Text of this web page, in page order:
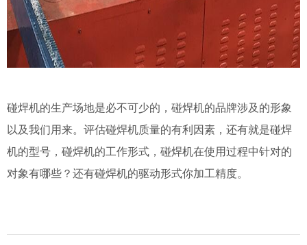
碰焊机的生产场地是必不可少的，碰焊机的品牌涉及的形象
以及我们用来。评估碰焊机质量的有利因素，还有就是碰焊
机的型号，碰焊机的工作形式，碰焊机在使用过程中针对的
对象有哪些？还有碰焊机的驱动形式你加工精度。